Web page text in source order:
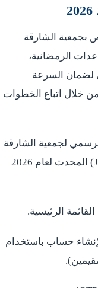
بجمعية الشارقة
جود 2026 للمساعدات الرمضانية،
لضمان السرعة
خلال اتباع الخطوات
لجمعية الشارقة
الخيرية أو تحميل تطبيق “جود” (Jood) المحدث لعام 2026
الرئيسية.
حساب باستخدام